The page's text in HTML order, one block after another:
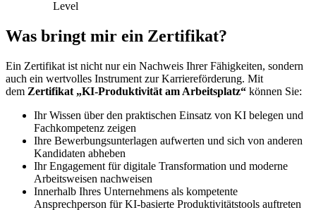
Level
Was bringt mir ein Zertifikat?
Ein Zertifikat ist nicht nur ein Nachweis Ihrer Fähigkeiten, sondern
auch ein wertvolles Instrument zur Karriereförderung. Mit
dem Zertifikat „KI-Produktivität am Arbeitsplatz“ können Sie:
Ihr Wissen über den praktischen Einsatz von KI belegen und
Fachkompetenz zeigen
Ihre Bewerbungsunterlagen aufwerten und sich von anderen
Kandidaten abheben
Ihr Engagement für digitale Transformation und moderne
Arbeitsweisen nachweisen
Innerhalb Ihres Unternehmens als kompetente
Ansprechperson für KI-basierte Produktivitätstools auftreten